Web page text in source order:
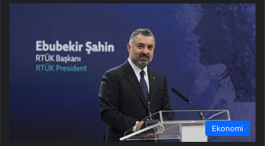
Ekonomi